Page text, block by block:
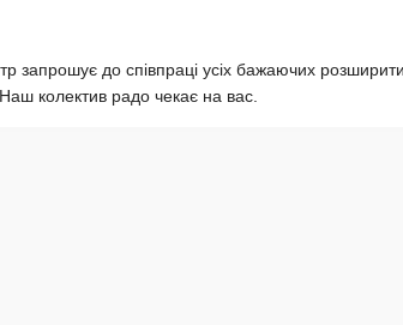
запрошує до співпраці усіх бажаючих
колектив радо чекає на вас.